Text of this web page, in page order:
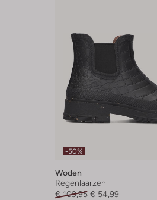
-50%
Woden
Regenlaarzen
€ 109,95 € 54,99